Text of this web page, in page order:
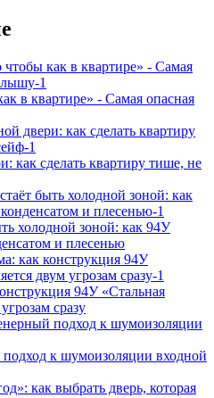
в квартире» - Самая опасная
как сделать квартиру тише, не
холодной зоной: как 94У
и плесенью
94У «Стальная
сразу
к шумоизоляции входной